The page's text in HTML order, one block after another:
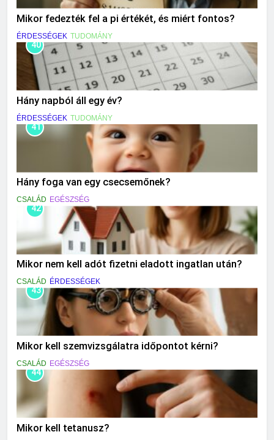
Mikor fedezték fel a pi értékét, és miért fontos?
ÉRDESSÉGEK TUDOMÁNY
40
Hány napból áll egy év?
ÉRDESSÉGEK TUDOMÁNY
41
Hány foga van egy csecsemőnek?
CSALÁD EGÉSZSÉG
42
Mikor nem kell adót fizetni eladott ingatlan után?
CSALÁD ÉRDESSÉGEK
43
Mikor kell szemvizsgálatra időpontot kérni?
CSALÁD EGÉSZSÉG
44
Mikor kell tetanusz?